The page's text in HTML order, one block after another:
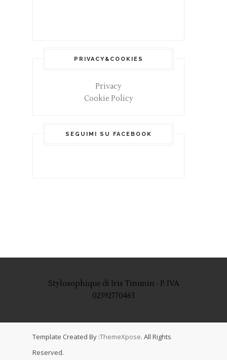
PRIVACY&COOKIES
Privacy
Cookie Policy
SEGUIMI SU FACEBOOK
Stylosophique di Iris Tinunin - P. IVA
02392770463
Template Created By :ThemeXpose. All Rights
Reserved.